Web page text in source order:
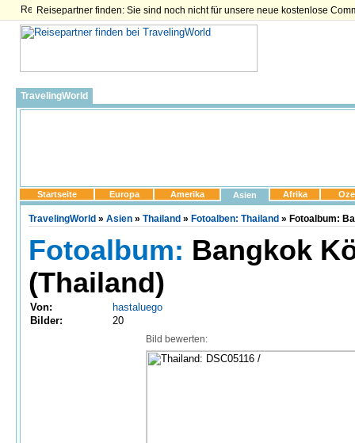
Reisepartner finden: Sie sind noch nicht für unsere neue kostenlose
TravelingWorld
Startseite Europa Amerika Asien Afrika
TravelingWorld » Asien » Thailand » Fotoalben: Thailand » Fotoalbum:
Fotoalbum: Bangkok
(Thailand)
Von:
hastaluego
Bilder:
20
Bild bewerten: